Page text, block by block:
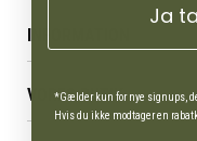
INFORMATION
Reklamations- &
Levering & afhentning
VORES BUTIK
Ja
*Gælder kun for nye signups,
Hvis du ikke modtager en